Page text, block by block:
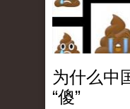
为什么中
“傻”